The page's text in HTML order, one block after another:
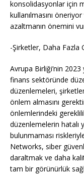
konsolidasyonlar için
kullanılmasını
azaltmanın önemini
-Şirketler, Daha Fazla
Avrupa Birliği’nin 2023
finans sektöründe
düzenlemeleri,
önlem almasını
önlemlerindeki
düzenlemelerin hatalı
bulunmaması
Networks, siber
daraltmak ve daha
tam bir görünürlük